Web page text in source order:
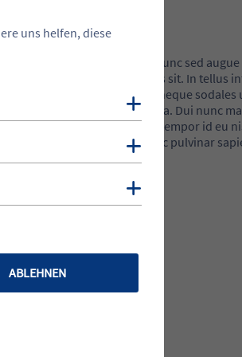
dui vivamus arcu. In iaculis nunc sed augue
consequat interdum varius sit. In tellus
libero. Arcu non sodales neque sodales
arcu odio ut sem nulla pharetra. Dui nunc
lectus a. A diam sollicitudin tempor id eu
massa tincidunt nunc pulvinar
uns helfen, diese
Cookies
Cookies
ABLEHNEN